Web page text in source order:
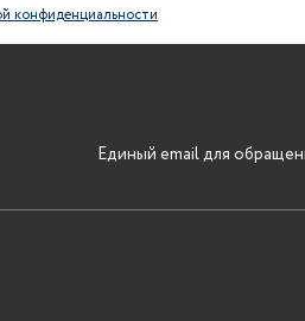
конфиденциальности
Единый email для